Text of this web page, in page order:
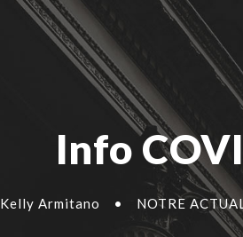
Info
Kelly Armitano • NOTRE